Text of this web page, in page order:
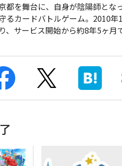
都を舞台に、自身が陰陽師とな
るカードバトルゲーム。2010年
、サービス開始から約8年5ヶ月